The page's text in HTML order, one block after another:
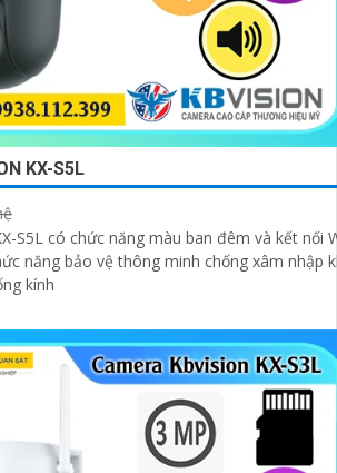
KX-S5L
S5L có chức năng màu ban đêm và kết nối
năng bảo vệ thông minh chống xâm nhập
kính